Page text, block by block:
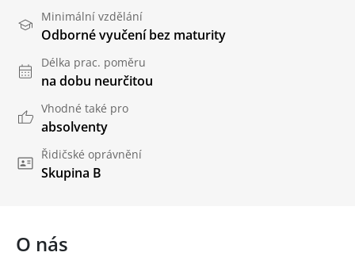
Minimální vzdělání
Odborné vyučení bez maturity
Délka prac. poměru
na dobu neurčitou
Vhodné také pro
absolventy
Řidičské oprávnění
Skupina B
O nás